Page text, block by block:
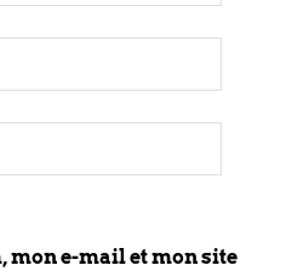
e-mail et mon site